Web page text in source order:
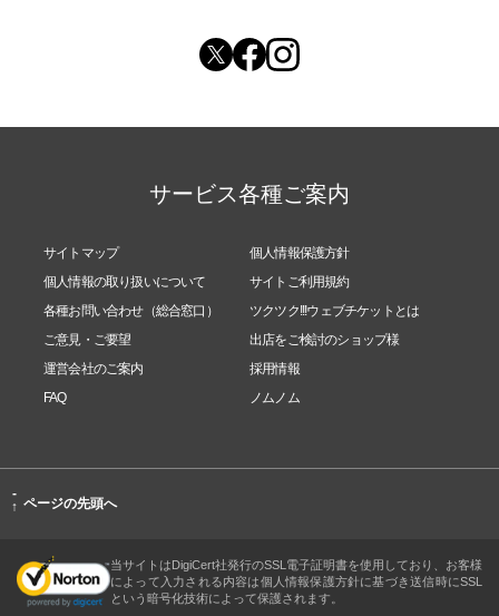
ーーーーーーーーーーーーーーー
ルシェ〜
https://tsuku2.jp/niigata-real
◆ポイント貯めてモノ・コト・ゴチソウ・オメカ
シ・チョクバイの総合マーケットプレイス、おすそ
サービス各種ご案内
サイトマップ
個人情報保護方針
個人情報の取り扱いについて
サイトご利用規約
各種お問い合わせ（総合窓口）
ツクツク!!!ウェブチケットとは
ご意見・ご要望
出店をご検討のショップ様
運営会社のご案内
採用情報
FAQ
ノムノム
-
↑ ページの先頭へ
当サイトはDigiCert社発行のSSL電子証明書を使用しており、お客様
によって入力される内容は個人情報保護方針に基づき送信時にSSL
という暗号化技術によって保護されます。